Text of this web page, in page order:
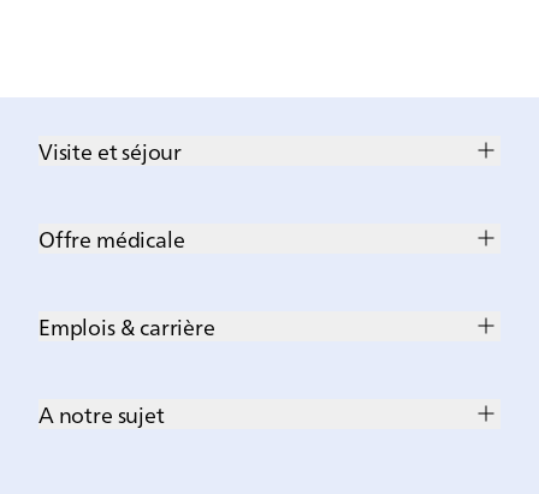
Visite et séjour
Offre médicale
Emplois & carrière
A notre sujet